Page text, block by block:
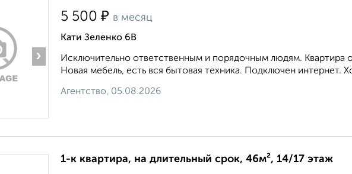
›
5 500 ₽ в месяц
Кати Зеленко 6В
Исключительно ответственным и порядочным людям. Квартира
Новая мебель, есть вся бытовая техника. Подключен интернет.
Агентство, 05.08.2026
1-к квартира, на длительный срок, 46м², 14/17 этаж